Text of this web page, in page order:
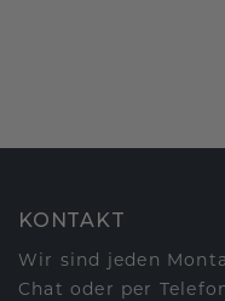
KONTAKT
Wir sind jeden
Chat oder per